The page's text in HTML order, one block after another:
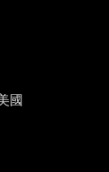
國